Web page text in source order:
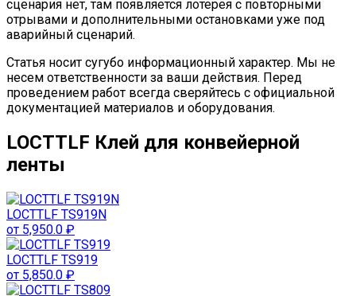
сценария нет, там появляется лотерея с повторными
отрывами и дополнительными остановками уже под
аварийный сценарий.
Статья носит сугубо информационный характер. Мы не
несем ответственности за ваши действия. Перед
проведением работ всегда сверяйтесь с официальной
документацией материалов и оборудования.
LOCTTLF Клей для конвейерной
ленты
LOCTTLF TS919N
от 5,950.0 ₽
LOCTTLF TS919
от 5,850.0 ₽